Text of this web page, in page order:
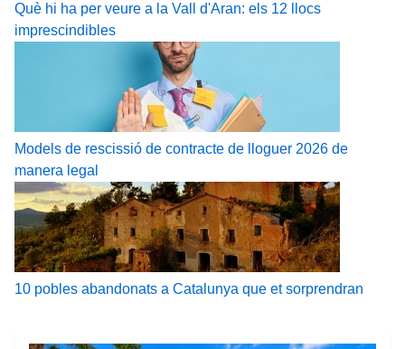
Què hi ha per veure a la Vall d'Aran: els 12 llocs
imprescindibles
Models de rescissió de contracte de lloguer 2026 de
manera legal
10 pobles abandonats a Catalunya que et sorprendran